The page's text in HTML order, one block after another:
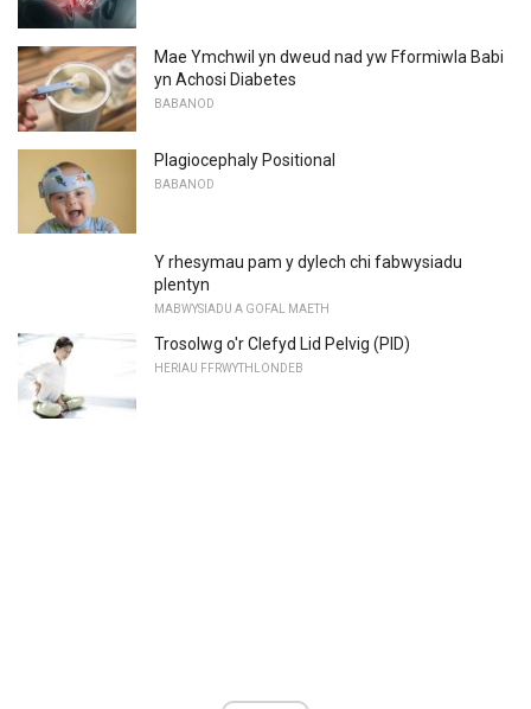
Mae Ymchwil yn dweud nad yw Fformiwla Babi
yn Achosi Diabetes
BABANOD
Plagiocephaly Positional
BABANOD
Y rhesymau pam y dylech chi fabwysiadu
plentyn
MABWYSIADU A GOFAL MAETH
Trosolwg o'r Clefyd Lid Pelvig (PID)
HERIAU FFRWYTHLONDEB